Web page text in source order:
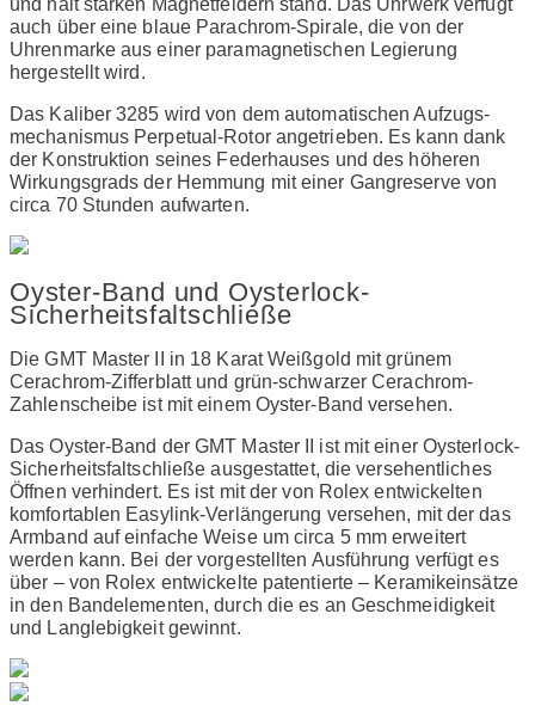
auch über eine blaue Parachrom-Spirale, die von der
Uhrenmarke aus einer paramagnetischen Legierung
hergestellt wird.
Das Kaliber 3285 wird von dem automatischen Aufzugs­
mechanismus Perpetual-Rotor angetrieben. Es kann dank
der Konstruktion seines Federhauses und des höheren
Wirkungsgrads der Hemmung mit einer Gangreserve von
circa 70 Stunden aufwarten.
Oyster-Band und Oysterlock-
Sicherheitsfaltschließe
Die GMT Master II in 18 Karat Weißgold mit grünem
Cerachrom-Zifferblatt und grün-schwarzer Cerachrom-
Zahlenscheibe ist mit einem Oyster-Band versehen.
Das Oyster-Band der GMT Master II ist mit einer Oysterlock-
Sicherheitsfaltschließe ausgestattet, die versehentliches
Öffnen verhindert. Es ist mit der von Rolex entwickelten
komfortablen Easylink-Verlängerung versehen, mit der das
Armband auf einfache Weise um circa 5 mm erweitert
werden kann. Bei der vorgestellten Ausführung verfügt es
über – von Rolex entwickelte patentierte – Keramikeinsätze
in den Bandelementen, durch die es an Geschmeidigkeit
und Langlebigkeit gewinnt.